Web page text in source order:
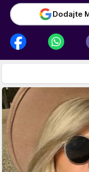
Dodajte